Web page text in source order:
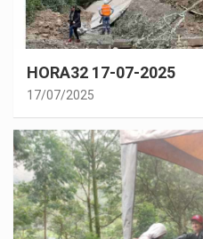
HORA32 17-07-2025
17/07/2025